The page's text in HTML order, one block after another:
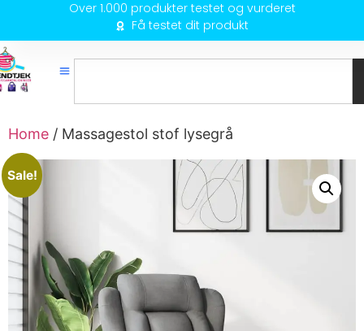
Over 1.000 produkter testet og vurderet
Få testet dit produkt
Home / Massagestol stof lysegrå
Sale!